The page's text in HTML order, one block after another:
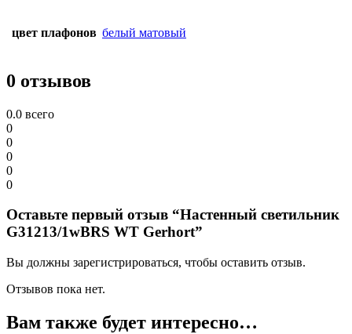
цвет плафонов белый матовый
0 отзывов
0.0 всего
0
0
0
0
0
Оставьте первый отзыв “Настенный светильник
G31213/1wBRS WT Gerhort”
Вы должны зарегистрироваться, чтобы оставить отзыв.
Отзывов пока нет.
Вам также будет интересно…